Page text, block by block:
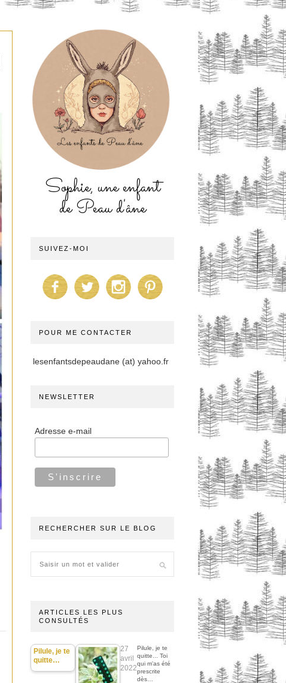
Sophie, une enfant
de Peau d'âne
SUIVEZ-MOI
POUR ME CONTACTER
lesenfantsdepeaudane (at) yahoo.fr
NEWSLETTER
Adresse e-mail
RECHERCHER SUR LE BLOG
ARTICLES LES PLUS
CONSULTÉS
Pilule, je te
quitte…
27
avril
2022
Pilule, je te
quitte... Toi
qui m'as été
prescrite
dès…